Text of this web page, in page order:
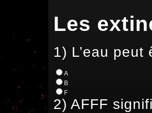
Les
1) L’eau
A
B
F
2) AFFF